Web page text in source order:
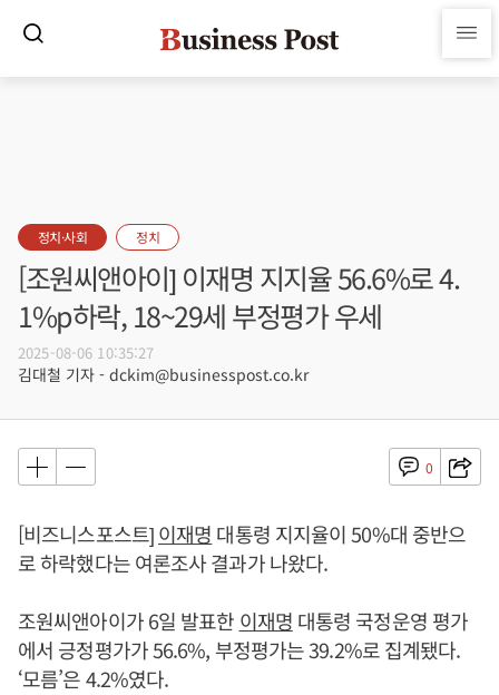
정치·사회 정치
[조원씨앤아이] 이재명 지지율 56.6%로 4.
1%p하락, 18~29세 부정평가 우세
2025-08-06 10:35:27
김대철 기자 - dckim@businesspost.co.kr
0
[비즈니스포스트]이재명 대통령 지지율이 50%대 중반으
로 하락했다는 여론조사 결과가 나왔다.
조원씨앤아이가 6일 발표한 이재명 대통령 국정운영 평가
에서 긍정평가가 56.6%, 부정평가는 39.2%로 집계됐다.
‘모름’은 4.2%였다.